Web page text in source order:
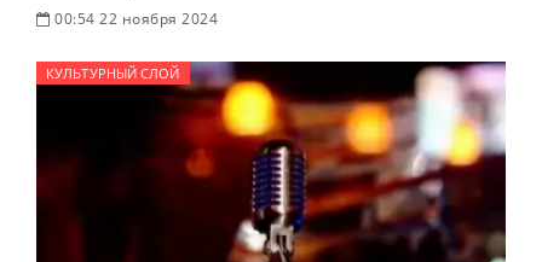
00:54 22 ноября 2024
КУЛЬТУРНЫЙ СЛОЙ